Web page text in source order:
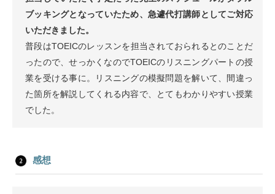
ブッキングとなっていたため、急遽代打講師としてご対応
いただきました。
普段はTOEICのレッスンを担当されておられるとのことだ
ったので、せっかくなのでTOEICのリスニングパートの授
業を受ける事に。リスニングの模擬問題を解いて、間違っ
た箇所を解説してくれる内容で、とてもわかりやすい授業
でした。
感想